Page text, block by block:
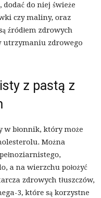
do niej świeże
czy maliny, oraz
źródłem zdrowych
utrzymaniu zdrowego
z pastą z
w błonnik, który może
Można
a na wierzchu położyć
zdrowych tłuszczów,
3, które są korzystne